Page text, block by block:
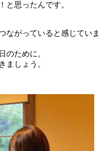
と思ったんです。
ながっていると感じていま
のために。
ましょう。